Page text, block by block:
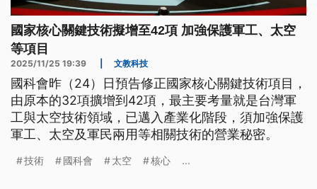
國家核心關鍵技術擬增至42項 加強保護軍工、太空
等項目
2025/11/25 19:39 文教科技
國科會昨（24）日預告修正國家核心關鍵技術項目，
由原本的32項擴增到42項，最主要考量就是台灣軍
工與太空技術領域，已邁入產業化階段，須加強保護
軍工、太空及軍民兩用等相關技術的營業秘密。
技術 國科會 太空 核心 ...